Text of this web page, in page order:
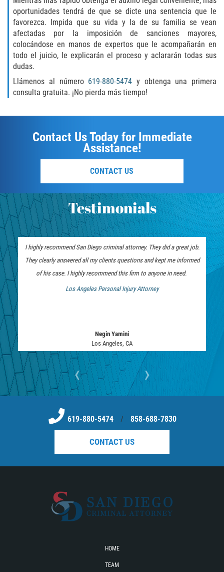
White Collar
OTHER PRACTICE AREAS
SEALING ARREST RECORDS
RECENT CASE RESULTS
Blog
oportunidades tendrá de que se dicte una sentencia que le
favorezca. Impida que su vida y la de su familia se vean
afectadas por la imposición de sanciones mayores,
colocándose en manos de expertos que le acompañarán en
todo el juicio, le explicarán el proceso y aclararán todas sus
dudas.
Llámenos al número 619-880-5474 y obtenga una primera
consulta gratuita. ¡No pierda más tiempo!
Contact Us Today for Immediate
Assistance!
CONTACT US
Testimonials
Attorney
I highly recommend San Diego criminal attorney. They did a great job.
They clearly answered all my clients questions and kept me informed
of his case. I highly recommend this firm to anyone in need.
Los Angeles Personal Injury Attorney
Negin Yamini
Los Angeles, CA
‹ ›
619-880-5474 / 858-688-7830
CONTACT US
HOME
TEAM